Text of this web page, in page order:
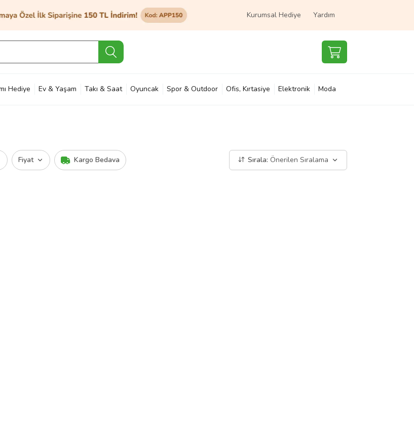
Kurumsal Hediye Yardım
Hediye Ev & Yaşam Takı & Saat Oyuncak Spor & Outdoor Ofis, Kırtasiye Elektronik Moda
Fiyat Kargo Bedava Sırala: Önerilen Sıralama